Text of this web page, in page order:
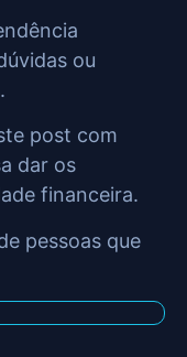
ou
post com
dar os
financeira.
pessoas que